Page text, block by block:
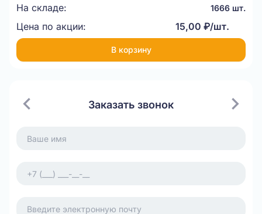
На складе: 1666 шт.
Цена по акции: 15,00 ₽/шт.
В корзину
Заказать звонок